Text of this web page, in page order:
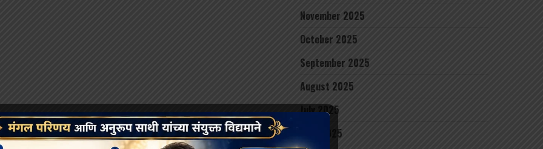
November 2025
October 2025
September 2025
August 2025
July 2025
June 2025